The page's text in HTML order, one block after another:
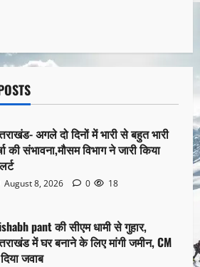
अगले दो दिनों में भारी से बहुत भारी
की संभावना,मौसम विभाग ने जारी किया
August 8, 2026 0 18
pant की सीएम धामी से गुहार,
में घर बनाने के लिए मांगी जमीन, CM
जवाब